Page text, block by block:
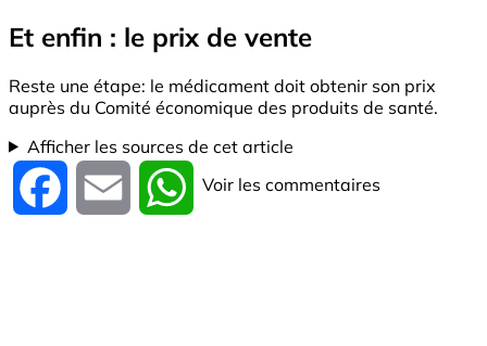
Et enfin : le prix de vente
Reste une étape: le médicament doit obtenir son prix
auprès du Comité économique des produits de santé.
Afficher les sources de cet article
Facebook Email WhatsApp
Voir les commentaires